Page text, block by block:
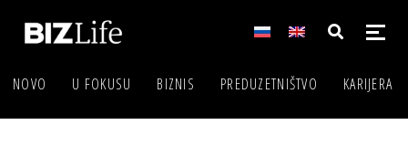
NOVO U FOKUSU BIZNIS PREDUZETNIŠTVO KARIJERA